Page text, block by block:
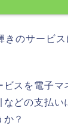
きのサービ
スを電子
どの支払
？